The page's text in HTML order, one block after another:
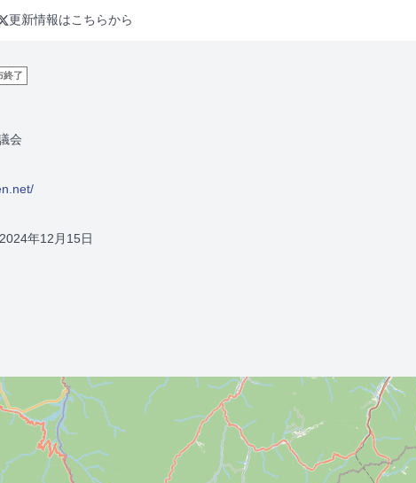
更新情報はこちらから
終了
会
2024年12月15日